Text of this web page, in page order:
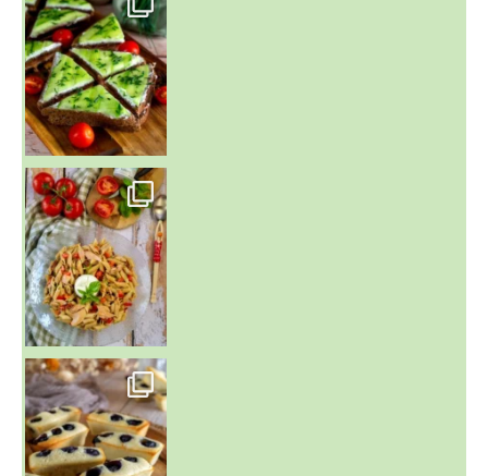
~ SALADE DE PÂTES AUX DEUX TOMATES THON ET BURRA
~ FINANCIERS MYRTILLES ET CITRON ~
Aujourd'hu